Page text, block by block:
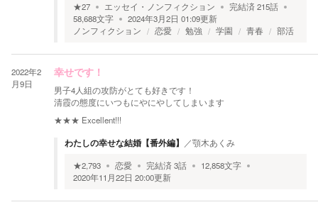
★27 エッセイ・ノンフィクション 完結済215話
58,688文字 2024年3月2日 01:09更新
ノンフィクション
恋愛 勉強 学園 青春 部活
2022年2
月9日
幸せです！
男子4人組の攻防がとても好きです！
清霞の態度にいつもにやにやしてしまいます
★★★ Excellent!!!
わたしの幸せな結婚【番外編】 ／顎木あくみ
★2,793 恋愛 完結済3話 12,858文字
2020年11月22日 20:00更新